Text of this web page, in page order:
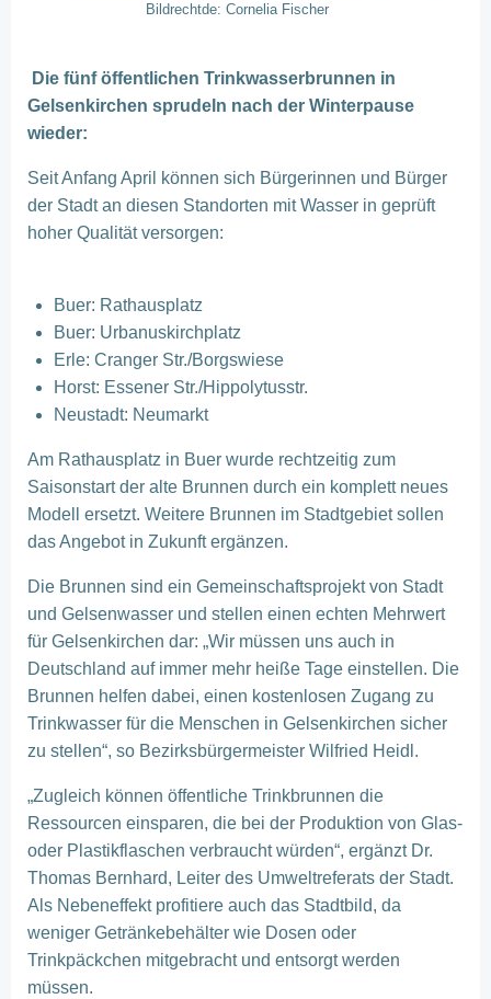
Bildrechtde: Cornelia Fischer
Die fünf öffentlichen Trinkwasserbrunnen in
Gelsenkirchen sprudeln nach der Winterpause
wieder:
Seit Anfang April können sich Bürgerinnen und Bürger
der Stadt an diesen Standorten mit Wasser in geprüft
hoher Qualität versorgen:
Buer: Rathausplatz
Buer: Urbanuskirchplatz
Erle: Cranger Str./Borgswiese
Horst: Essener Str./Hippolytusstr.
Neustadt: Neumarkt
Am Rathausplatz in Buer wurde rechtzeitig zum
Saisonstart der alte Brunnen durch ein komplett neues
Modell ersetzt. Weitere Brunnen im Stadtgebiet sollen
das Angebot in Zukunft ergänzen.
Die Brunnen sind ein Gemeinschaftsprojekt von Stadt
und Gelsenwasser und stellen einen echten Mehrwert
für Gelsenkirchen dar: „Wir müssen uns auch in
Deutschland auf immer mehr heiße Tage einstellen. Die
Brunnen helfen dabei, einen kostenlosen Zugang zu
Trinkwasser für die Menschen in Gelsenkirchen sicher
zu stellen“, so Bezirksbürgermeister Wilfried Heidl.
„Zugleich können öffentliche Trinkbrunnen die
Ressourcen einsparen, die bei der Produktion von Glas-
oder Plastikflaschen verbraucht würden“, ergänzt Dr.
Thomas Bernhard, Leiter des Umweltreferats der Stadt.
Als Nebeneffekt profitiere auch das Stadtbild, da
weniger Getränkebehälter wie Dosen oder
Trinkpäckchen mitgebracht und entsorgt werden
müssen.